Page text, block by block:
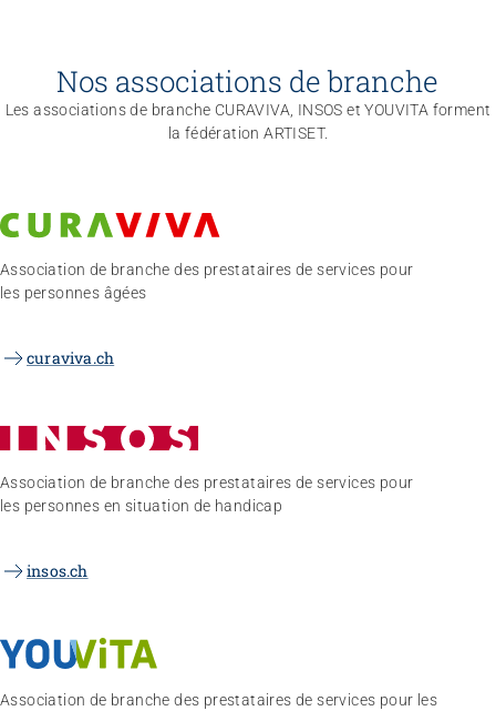
Nos associations de branche
Les associations de branche CURAVIVA, INSOS et YOUVITA forment
la fédération ARTISET.
Association de branche des prestataires de services pour
les personnes âgées
curaviva.ch
Association de branche des prestataires de services pour
les personnes en situation de handicap
insos.ch
Association de branche des prestataires de services pour les